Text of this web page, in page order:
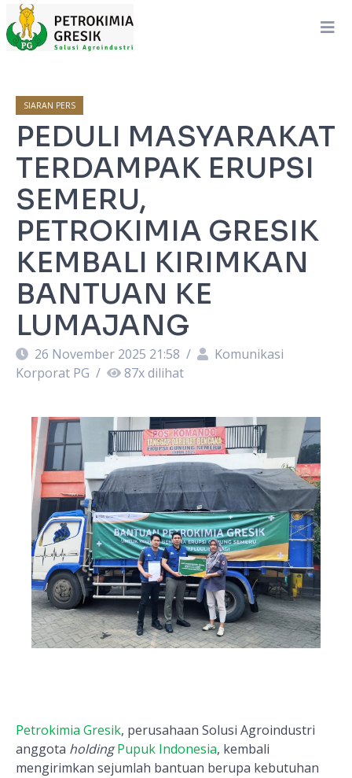
SIARAN PERS
PEDULI MASYARAKAT
TERDAMPAK ERUPSI
SEMERU,
PETROKIMIA GRESIK
KEMBALI KIRIMKAN
BANTUAN KE
LUMAJANG
26 November 2025 21:58 /
Komunikasi
Korporat PG / 87x dilihat
Petrokimia Gresik, perusahaan Solusi Agroindustri
anggota holding Pupuk Indonesia, kembali
mengirimkan sejumlah bantuan berupa kebutuhan